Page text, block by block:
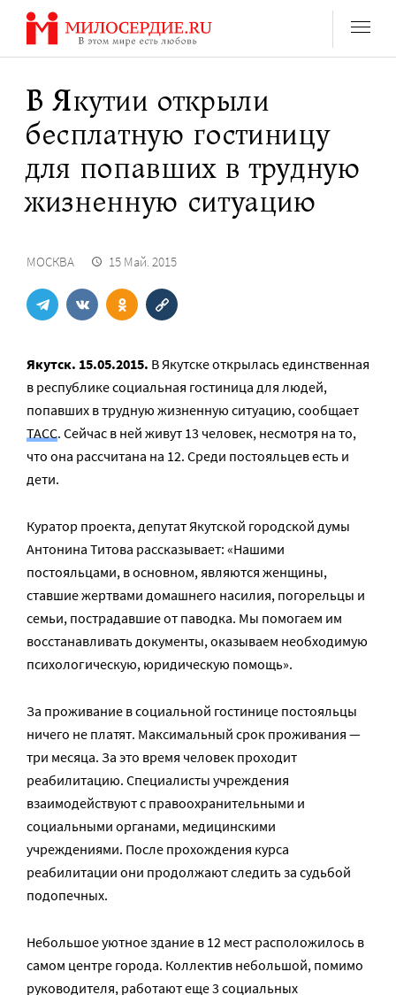
Перейти
содержанию
В Якутии открыли
бесплатную гостиницу
для попавших в трудную
жизненную ситуацию
МОСКВА 15 Май. 2015
Якутск. 15.05.2015. В Якутске открылась единственная
в республике социальная гостиница для людей,
попавших в трудную жизненную ситуацию, сообщает
ТАСС. Сейчас в ней живут 13 человек, несмотря на то,
что она рассчитана на 12. Среди постояльцев есть и
дети.
Куратор проекта, депутат Якутской городской думы
Антонина Титова рассказывает: «Нашими
постояльцами, в основном, являются женщины,
ставшие жертвами домашнего насилия, погорельцы и
семьи, пострадавшие от паводка. Мы помогаем им
восстанавливать документы, оказываем необходимую
психологическую, юридическую помощь».
За проживание в социальной гостинице постояльцы
ничего не платят. Максимальный срок проживания —
три месяца. За это время человек проходит
реабилитацию. Специалисты учреждения
взаимодействуют с правоохранительными и
социальными органами, медицинскими
учреждениями. После прохождения курса
реабилитации они продолжают следить за судьбой
подопечных.
Небольшое уютное здание в 12 мест расположилось в
самом центре города. Коллектив небольшой, помимо
руководителя, работают еще 3 социальных